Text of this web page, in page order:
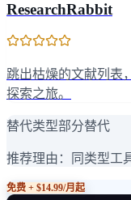
ResearchRabbit
跳出枯燥的文献列表
探索之旅。
替代类型部分替代
推荐理由： 同类型工
免费 + $14.99/月起